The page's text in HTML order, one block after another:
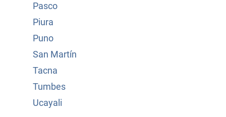
Pasco
Piura
Puno
San Martín
Tacna
Tumbes
Ucayali